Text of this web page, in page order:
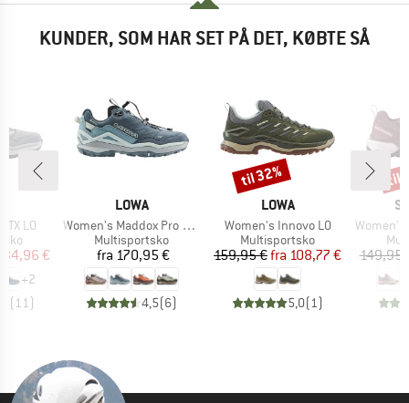
KUNDER, SOM HAR SET PÅ DET, KØBTE SÅ
LO
pris
€
+2
(11)
MÆRKE
LOWA
Artikel
Women's Maddox Pro GTX LO SL
Produktgruppe
Multisportsko
Pris
fra 170,95 €
4,5(6)
MÆRKE
LOWA
Artikel
Women's Innovo LO
Produktgruppe
Multisportsko
Pris
159,95 € Nedsat pris
fra 108,77 €
5,0(1)
Rabat
til 32%
Artikel
Women's X
149,95
til